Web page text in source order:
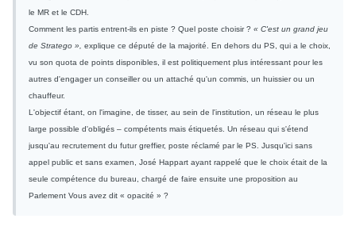
le MR et le CDH.
Comment les partis entrent-ils en piste ? Quel poste choisir ? « C'est un grand jeu
de Stratego », explique ce député de la majorité. En dehors du PS, qui a le choix,
vu son quota de points disponibles, il est politiquement plus intéressant pour les
autres d'engager un conseiller ou un attaché qu'un commis, un huissier ou un
chauffeur.
L'objectif étant, on l'imagine, de tisser, au sein de l'institution, un réseau le plus
large possible d'obligés – compétents mais étiquetés. Un réseau qui s'étend
jusqu'au recrutement du futur greffier, poste réclamé par le PS. Jusqu'ici sans
appel public et sans examen, José Happart ayant rappelé que le choix était de la
seule compétence du bureau, chargé de faire ensuite une proposition au
Parlement Vous avez dit « opacité » ?